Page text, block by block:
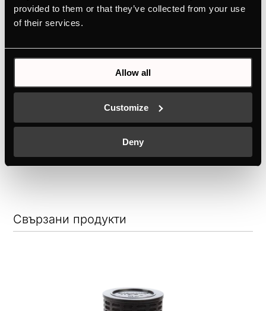
provided to them or that they’ve collected from your use
of their services.
Allow all
Customize
Deny
телескопичен, 60 см
Цвят
Свързани продукти